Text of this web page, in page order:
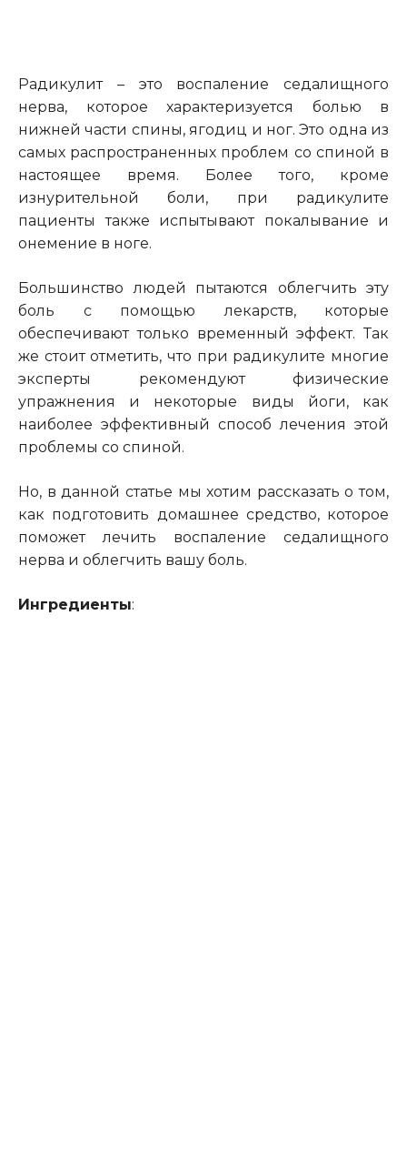
Радикулит – это воспаление седалищного
нерва, которое характеризуется болью в
нижней части спины, ягодиц и ног. Это одна из
самых распространенных проблем со спиной в
настоящее время. Более того, кроме
изнурительной боли, при радикулите
пациенты также испытывают покалывание и
онемение в ноге.
Большинство людей пытаются облегчить эту
боль с помощью лекарств, которые
обеспечивают только временный эффект. Так
же стоит отметить, что при радикулите многие
эксперты рекомендуют физические
упражнения и некоторые виды йоги, как
наиболее эффективный способ лечения этой
проблемы со спиной.
Но, в данной статье мы хотим рассказать о том,
как подготовить домашнее средство, которое
поможет лечить воспаление седалищного
нерва и облегчить вашу боль.
Ингредиенты: